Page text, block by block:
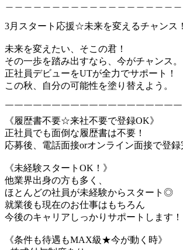
3月スタート応援☆未来を変えるチャンス！
未来を変えたい、そこの君！
その一歩を踏み出すなら、今がチャンス。
正社員デビューをUTが全力でサポート！
この秋、自分の可能性を塗り替えよう。
￣￣￣￣￣￣￣￣￣￣￣￣￣￣￣￣￣￣￣
《履歴書不要☆来社不要で登録OK》
正社員でも面倒な履歴書は不要！
応募後、電話面接orオンライン面接で登
《未経験スタートOK！》
他業界出身の方も多く、
ほとんどの社員が未経験からスタート◎
就業後も現在のお仕事はもちろん
今後のキャリアしっかりサポートします！
《条件も待遇もMAX級★今が動く時》